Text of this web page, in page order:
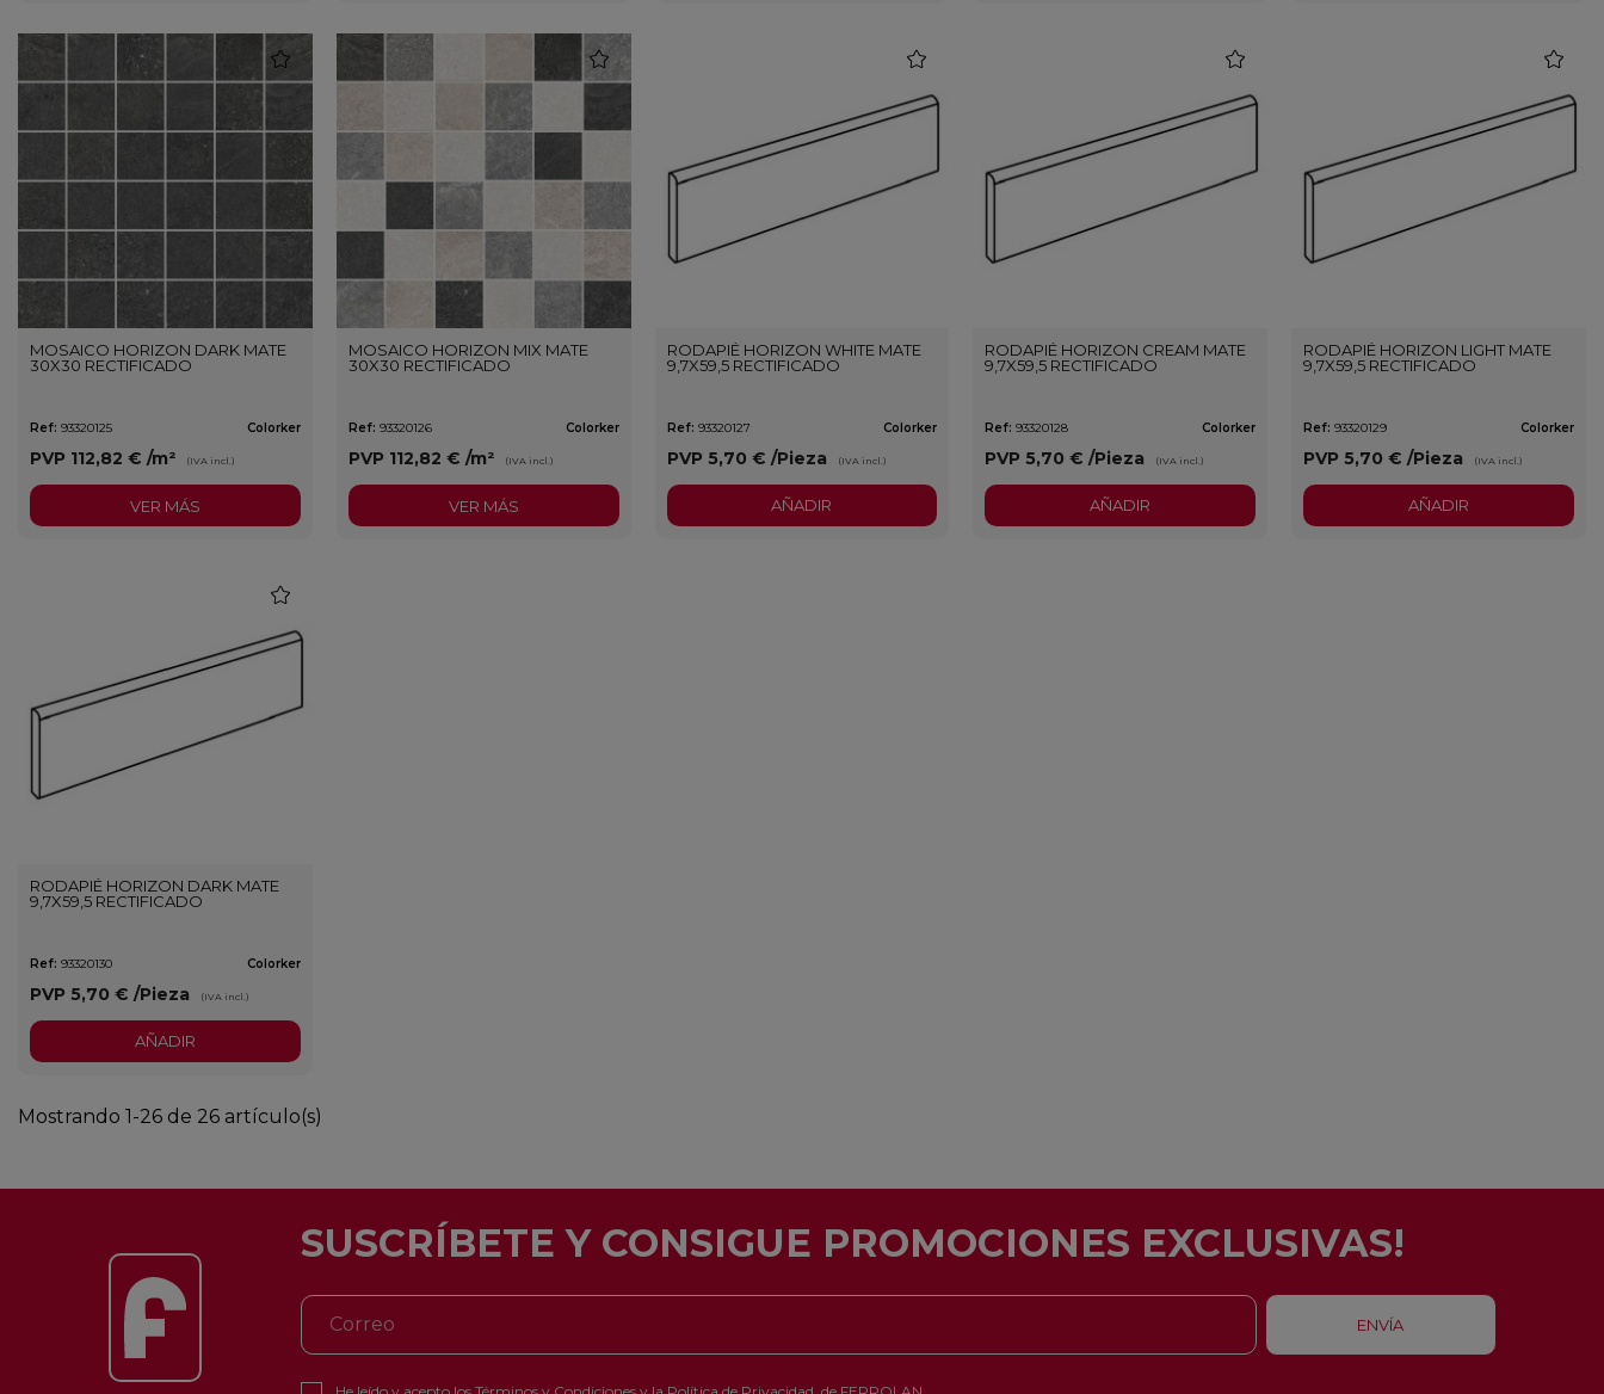
MOSAICO HORIZON DARK MATE
30X30 RECTIFICADO
Ref: 93320125 Colorker
PVP 112,82 € /m² (IVA incl.)
favorite
VER MÁS
MOSAICO HORIZON MIX MATE
30X30 RECTIFICADO
Ref: 93320126 Colorker
PVP 112,82 € /m² (IVA incl.)
favorite
VER MÁS
RODAPIÉ HORIZON WHITE MATE
9,7X59,5 RECTIFICADO
Ref: 93320127 Colorker
PVP 5,70 € /Pieza (IVA incl.)
AÑADIR
RODAPIÉ HORIZON CREAM MATE
9,7X59,5 RECTIFICADO
Ref: 93320128 Colorker
PVP 5,70 €/Pieza (IVA incl.)
AÑADIR
RODAPIÉ HORIZON LIGHT MATE
9,7X59,5 RECTIFICADO
Ref: 93320129 Colorker
PVP 5,70 €/Pieza (IVA incl.)
favorite
AÑADIR
RODAPIÉ HORIZON DARK MATE
9,7X59,5 RECTIFICADO
Ref: 93320130 Colorker
PVP 5,70 € /Pieza (IVA incl.)
favorite
AÑADIR
Mostrando 1-26 de 26 artículo(s)
SUSCRÍBETE Y CONSIGUE PROMOCIONES EXCLUSIVAS!